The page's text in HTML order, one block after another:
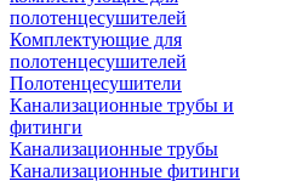
полотенцесушителей
Комплектующие для
полотенцесушителей
Полотенцесушители
Канализационные трубы и
фитинги
Канализационные трубы
Канализационные фитинги